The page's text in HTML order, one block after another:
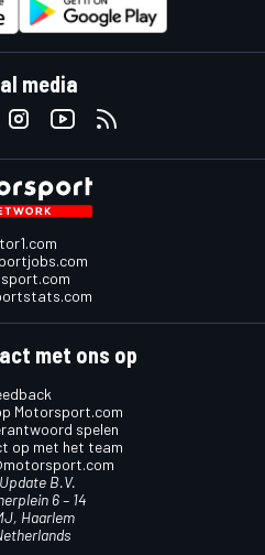
media
met ons op
Motorsport.com
spelen
op met het team
B.V.
6 – 14
Haarlem